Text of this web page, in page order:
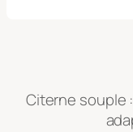
Citerne souple